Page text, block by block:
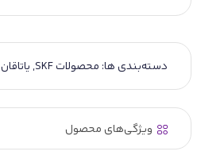
دسته‌بندی ها: محصولات SKF ,یاتاقان
ویژگی‌های محصول